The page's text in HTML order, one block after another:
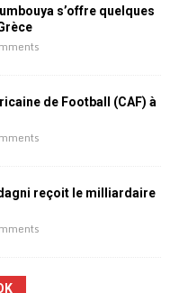
s’offre quelques
de Football (CAF) à
reçoit le milliardaire